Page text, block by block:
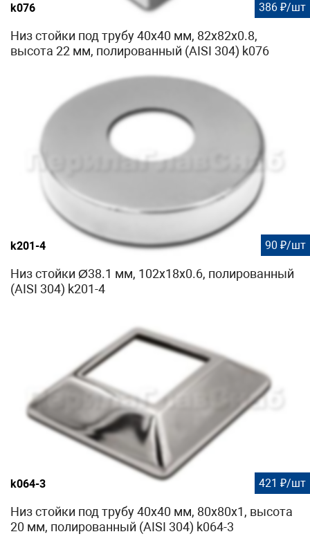
k076 386 ₽/шт
Низ стойки под трубу 40х40 мм, 82х82х0.8,
высота 22 мм, полированный (AISI 304) k076
k201-4 90 ₽/шт
Низ стойки Ø38.1 мм, 102х18х0.6, полированный
(AISI 304) k201-4
k064-3 421 ₽/шт
Низ стойки под трубу 40х40 мм, 80х80х1, высота
20 мм, полированный (AISI 304) k064-3